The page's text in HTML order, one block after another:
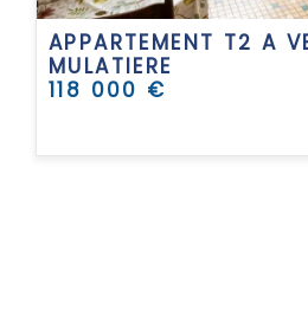
APPARTEMENT T2 A
MULATIERE
118 000 €